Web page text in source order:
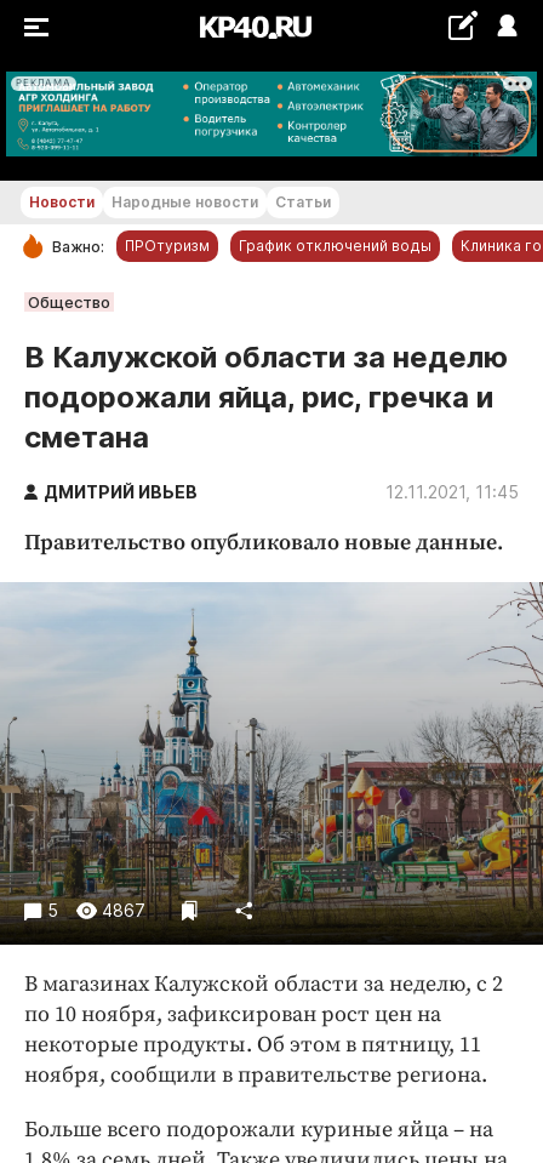
РЕКЛАМА
+21...+22 °С
РУБРИКИ
Новости компаний
Статьи
Народные новости
Авто и транспорт
Недвижимость и ЖКХ
Образование
Общество
Погода
Праздники
Происшествия
Спорт
Экономика и бизнес
ПРОЕКТЫ
Блоги
Издания
Медиаперсона
Интересное чтиво
Клиника года
Новости Народные новости Статьи
Важно: ПРОтуризм График отключений воды Клиника
Общество
В Калужской области за неделю
подорожали яйца, рис, гречка и
сметана
ДМИТРИЙ ИВЬЕВ 12.11.2021, 11:45
Правительство опубликовало новые данные.
5 4867
В магазинах Калужской области за неделю, с 2
по 10 ноября, зафиксирован рост цен на
некоторые продукты. Об этом в пятницу, 11
ноября, сообщили в правительстве региона.
Больше всего подорожали куриные яйца – на